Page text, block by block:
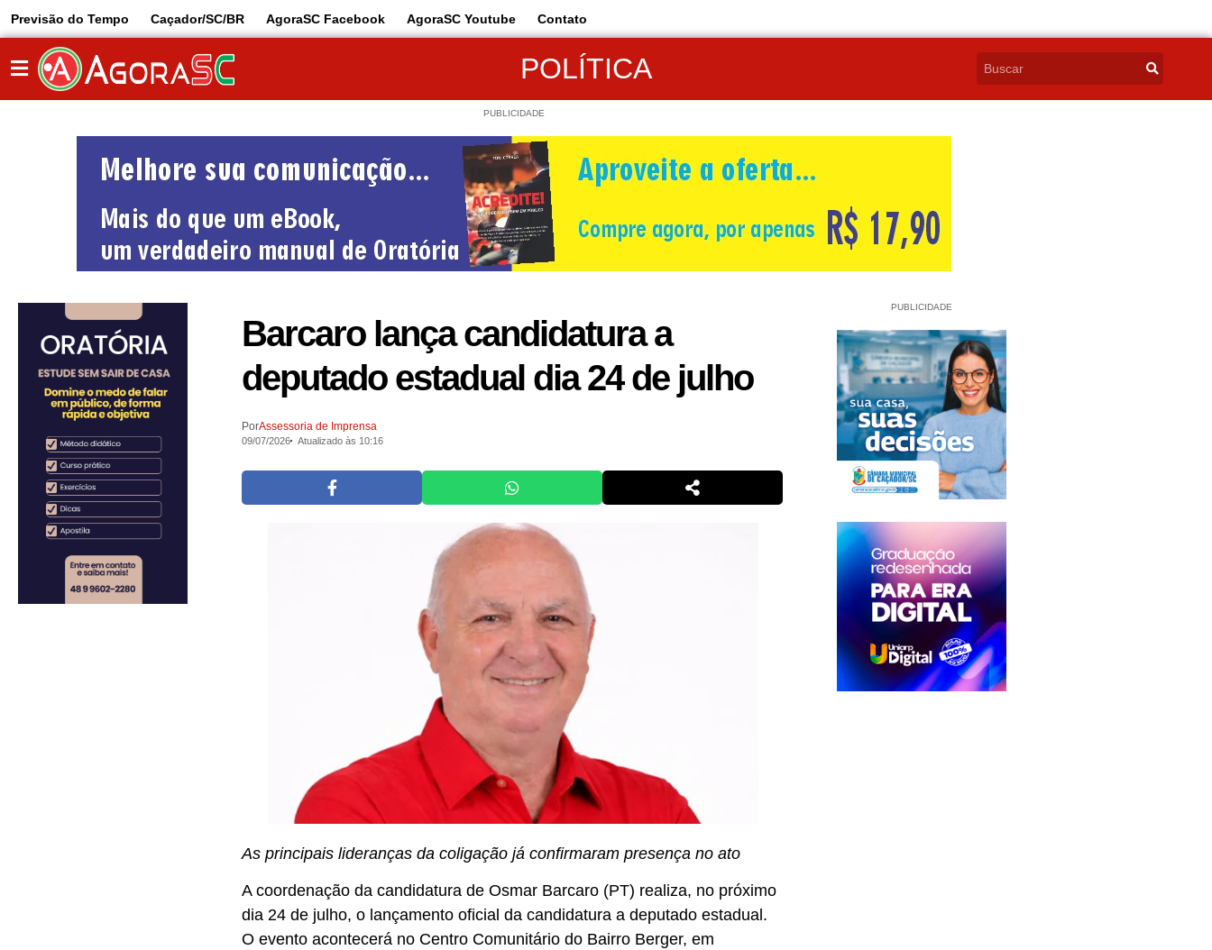
Previsão do Tempo Caçador/SC/BR AgoraSC Facebook AgoraSC Youtube Contato
POLÍTICA
PUBLICIDADE
Barcaro lança candidatura a
deputado estadual dia 24 de julho
PorAssessoria de Imprensa
09/07/2026 Atualizado às 10:16
As principais lideranças da coligação já confirmaram presença no ato
A coordenação da candidatura de Osmar Barcaro (PT) realiza, no próximo
dia 24 de julho, o lançamento oficial da candidatura a deputado estadual.
O evento acontecerá no Centro Comunitário do Bairro Berger, em
PUBLICIDADE